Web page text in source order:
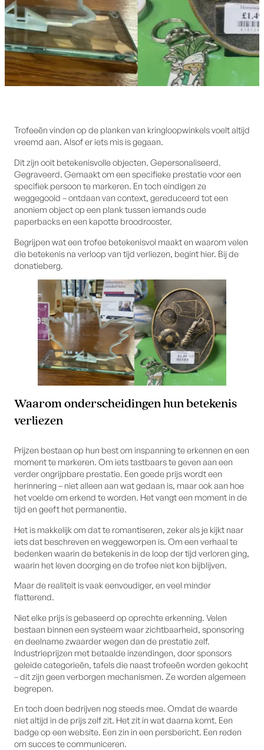
Trofeeën vinden op de planken van kringloopwinkels voelt altijd
vreemd aan. Alsof er iets mis is gegaan.
Dit zijn ooit betekenisvolle objecten. Gepersonaliseerd.
Gegraveerd. Gemaakt om een specifieke prestatie voor een
specifiek persoon te markeren. En toch eindigen ze
weggegooid – ontdaan van context, gereduceerd tot een
anoniem object op een plank tussen iemands oude
paperbacks en een kapotte broodrooster.
Begrijpen wat een trofee betekenisvol maakt en waarom velen
die betekenis na verloop van tijd verliezen, begint hier. Bij de
donatieberg.
Waarom onderscheidingen hun betekenis
verliezen
Prijzen bestaan op hun best om inspanning te erkennen en een
moment te markeren. Om iets tastbaars te geven aan een
verder ongrijpbare prestatie. Een goede prijs wordt een
herinnering – niet alleen aan wat gedaan is, maar ook aan hoe
het voelde om erkend te worden. Het vangt een moment in de
tijd en geeft het permanentie.
Het is makkelijk om dat te romantiseren, zeker als je kijkt naar
iets dat beschreven en weggeworpen is. Om een verhaal te
bedenken waarin de betekenis in de loop der tijd verloren ging,
waarin het leven doorging en de trofee niet kon bijblijven.
Maar de realiteit is vaak eenvoudiger, en veel minder
flatterend.
Niet elke prijs is gebaseerd op oprechte erkenning. Velen
bestaan binnen een systeem waar zichtbaarheid, sponsoring
en deelname zwaarder wegen dan de prestatie zelf.
Industrieprijzen met betaalde inzendingen, door sponsors
geleide categorieën, tafels die naast trofeeën worden gekocht
– dit zijn geen verborgen mechanismen. Ze worden algemeen
begrepen.
En toch doen bedrijven nog steeds mee. Omdat de waarde
niet altijd in de prijs zelf zit. Het zit in wat daarna komt. Een
badge op een website. Een zin in een persbericht. Een reden
om succes te communiceren.